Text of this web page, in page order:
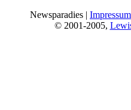
Newsparadies | Impressum
© 2001-2005,